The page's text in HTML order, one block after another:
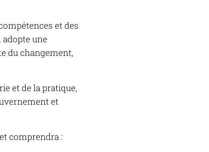
et des
une
du changement,
et de la pratique,
et
comprendra :